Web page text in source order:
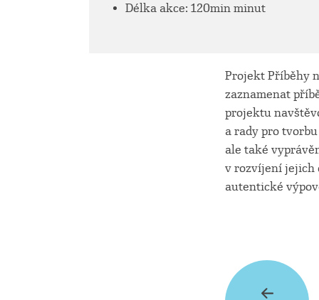
Délka akce: 120min minut
Projekt Příběhy
zaznamenat
projektu
a rady pro
ale také
v rozvíjení jejich
autentické